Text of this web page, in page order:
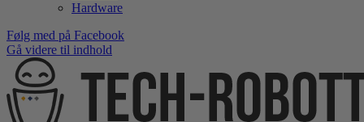
Hardware
Følg med på Facebook
Gå videre til indhold